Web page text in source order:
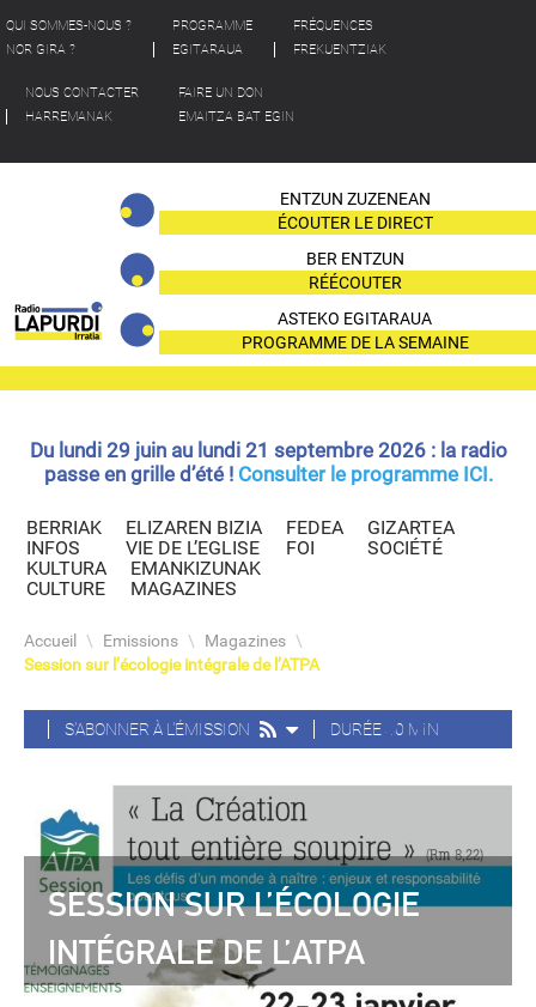
QUI SOMMES-NOUS ?
NOR GIRA ?
PROGRAMME
EGITARAUA
FRÉQUENCES
FREKUENTZIAK
NOUS CONTACTER
HARREMANAK
FAIRE UN DON
EMAITZA BAT EGIN
ENTZUN ZUZENEAN
ÉCOUTER LE DIRECT
BER ENTZUN
RÉÉCOUTER
ASTEKO EGITARAUA
PROGRAMME DE LA SEMAINE
Du lundi 29 juin au lundi 21 septembre 2026 : la radio
passe en grille d’été ! Consulter le programme ICI.
BERRIAK
INFOS
ELIZAREN BIZIA
VIE DE L’EGLISE
FEDEA
FOI
GIZARTEA
SOCIÉTÉ
KULTURA
CULTURE
EMANKIZUNAK
MAGAZINES
Accueil \ Emissions \ Magazines \
Session sur l’écologie intégrale de l’ATPA
S'ABONNER À L'ÉMISSION DURÉE 40 MIN
SESSION SUR L’ÉCOLOGIE
INTÉGRALE DE L’ATPA